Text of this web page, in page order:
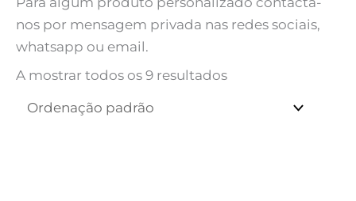
nos por mensagem privada nas redes sociais,
whatsapp ou email.
A mostrar todos os 9 resultados